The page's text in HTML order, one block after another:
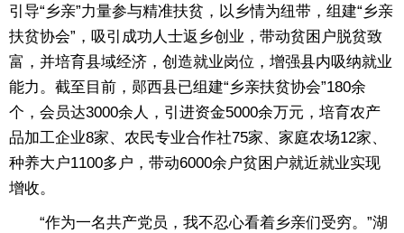
引导“乡亲”力量参与精准扶贫，以乡情为纽带，组建“乡亲
扶贫协会”，吸引成功人士返乡创业，带动贫困户脱贫致
富，并培育县域经济，创造就业岗位，增强县内吸纳就业
能力。截至目前，郧西县已组建“乡亲扶贫协会”180余
个，会员达3000余人，引进资金5000余万元，培育农产
品加工企业8家、农民专业合作社75家、家庭农场12家、
种养大户1100多户，带动6000余户贫困户就近就业实现
增收。
“作为一名共产党员，我不忍心看着乡亲们受穷。”湖